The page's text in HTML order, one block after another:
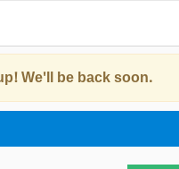
We'll be back soon.